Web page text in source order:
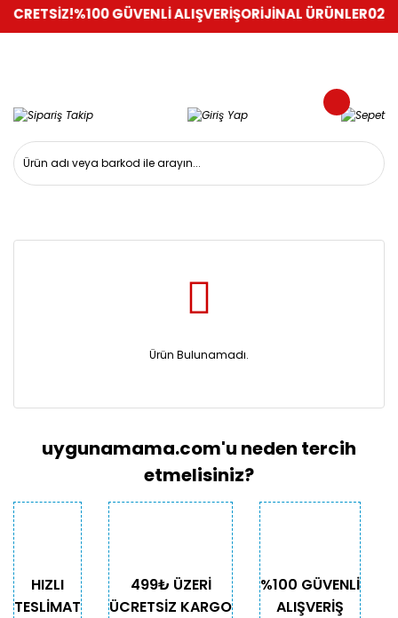
%100 GÜVENLİ ALIŞVERİŞORİJİNAL ÜRÜNLER0216
Ürün Bulunamadı.
uygunamama.com'u neden tercih
etmelisiniz?
HIZLI
TESLİMAT
499₺ ÜZERİ
ÜCRETSİZ KARGO
%100 GÜVENLİ
ALIŞVERİŞ